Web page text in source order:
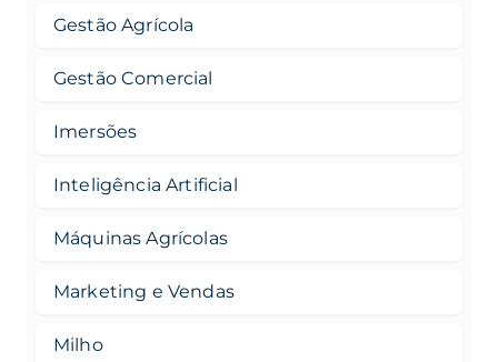
Gestão Agrícola
Gestão Comercial
Imersões
Inteligência Artificial
Máquinas Agrícolas
Marketing e Vendas
Milho